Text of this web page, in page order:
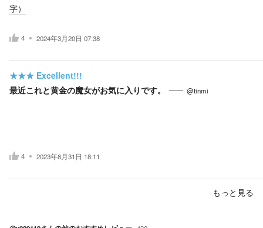
字）
4 2024年3月20日 07:38
★★★ Excellent!!!
最近これと黄金の魔女がお気に入りです。
@tinmi
4 2023年8月31日 18:11
もっと見る